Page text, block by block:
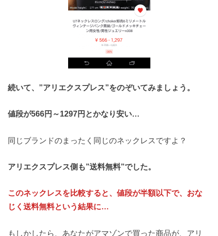
続いて、”アリエクスプレス”をのぞいてみましょう。
値段が566円～1297円とかなり安い…
同じブランドのまったく同じのネックレスですよ？
アリエクスプレス側も”送料無料”でした。
このネックレスを比較すると、値段が半額以下で、おな
じく送料無料という結果に…
もしかしたら、あなたがアマゾンで買った商品が、アリ